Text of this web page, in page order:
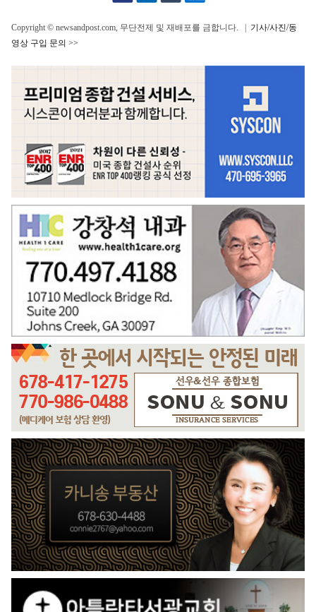
Copyright © newsandpost.com, 무단전제 및 재배포를 금합니다. | 기사/사진/동
영상 구입 문의 >>